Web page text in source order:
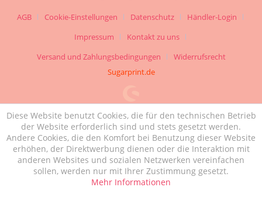
AGB Cookie-Einstellungen Datenschutz
Händler-Login
Impressum
Kontakt zu uns
Versand und Zahlungsbedingungen
Widerrufsrecht
Sugarprint.de
Diese Website benutzt Cookies, die für den technischen Betrieb
der Website erforderlich sind und stets gesetzt werden.
Andere Cookies, die den Komfort bei Benutzung dieser Website
erhöhen, der Direktwerbung dienen oder die Interaktion mit
anderen Websites und sozialen Netzwerken vereinfachen
sollen, werden nur mit Ihrer Zustimmung gesetzt.
Mehr Informationen